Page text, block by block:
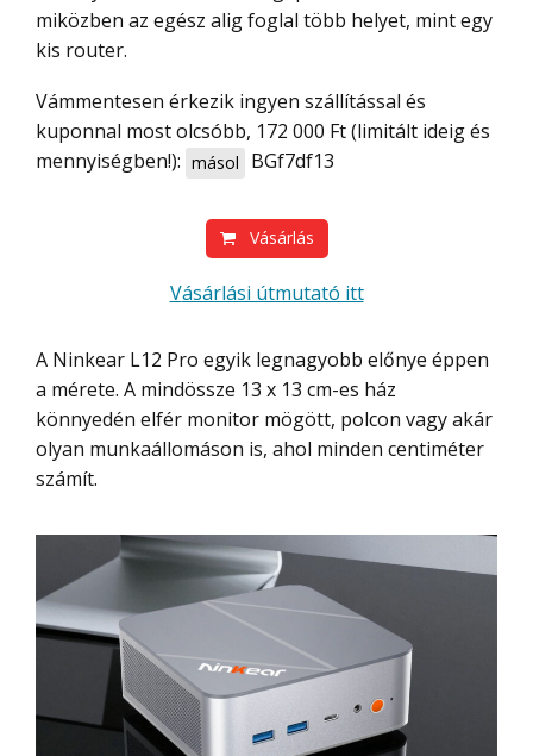
miközben az egész alig foglal több helyet, mint egy
kis router.
Vámmentesen érkezik ingyen szállítással és
kuponnal most olcsóbb, 172 000 Ft (limitált ideig és
mennyiségben!): másol BGf7df13
Vásárlás
Vásárlási útmutató itt
A Ninkear L12 Pro egyik legnagyobb előnye éppen
a mérete. A mindössze 13 x 13 cm-es ház
könnyedén elfér monitor mögött, polcon vagy akár
olyan munkaállomáson is, ahol minden centiméter
számít.